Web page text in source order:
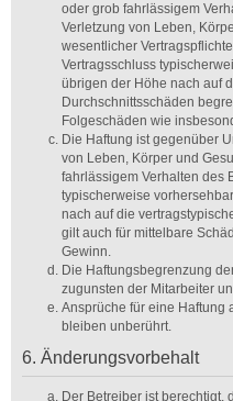
oder grob fahrlässigem
Verletzung von Leben,
wesentlicher
Vertragsschluss
übrigen der Höhe nach auf
Durchschnittsschäden
Folgeschäden wie
Die Haftung ist gegenüber
von Leben, Körper und
fahrlässigem Verhalten des
typischerweise
nach auf die
gilt auch für mittelbare
Gewinn.
Die Haftungsbegrenzung
zugunsten der Mitarbeiter
Ansprüche für eine Haftung
bleiben unberührt.
6. Änderungsvorbehalt
Der Betreiber ist berechtigt,